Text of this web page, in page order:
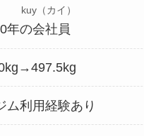
kuy（カイ）
年の会社員
ム利用経験あり